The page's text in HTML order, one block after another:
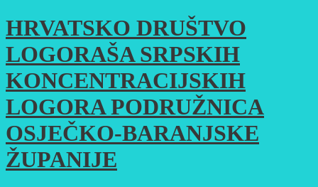
Skoči
do
sadržaja
HRVATSKO DRUŠTVO
LOGORAŠA SRPSKIH
KONCENTRACIJSKIH
LOGORA PODRUŽNICA
OSJEČKO-BARANJSKE
ŽUPANIJE